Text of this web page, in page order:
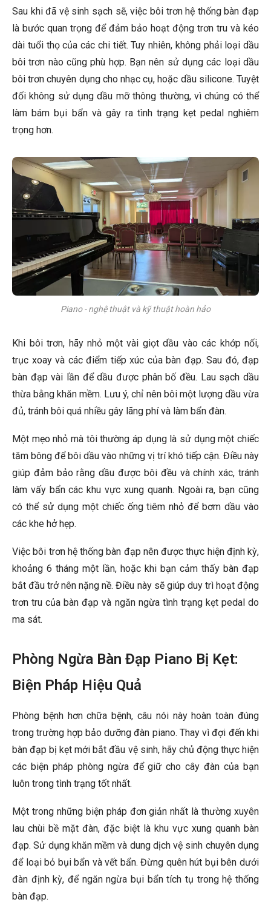
Sau khi đã vệ sinh sạch sẽ, việc bôi trơn hệ thống bàn đạp
là bước quan trọng để đảm bảo hoạt động trơn tru và kéo
dài tuổi thọ của các chi tiết. Tuy nhiên, không phải loại dầu
bôi trơn nào cũng phù hợp. Bạn nên sử dụng các loại dầu
bôi trơn chuyên dụng cho nhạc cụ, hoặc dầu silicone. Tuyệt
đối không sử dụng dầu mỡ thông thường, vì chúng có thể
làm bám bụi bẩn và gây ra tình trạng kẹt pedal nghiêm
trọng hơn.
Piano - nghệ thuật và kỹ thuật hoàn hảo
Khi bôi trơn, hãy nhỏ một vài giọt dầu vào các khớp nối,
trục xoay và các điểm tiếp xúc của bàn đạp. Sau đó, đạp
bàn đạp vài lần để dầu được phân bố đều. Lau sạch dầu
thừa bằng khăn mềm. Lưu ý, chỉ nên bôi một lượng dầu vừa
đủ, tránh bôi quá nhiều gây lãng phí và làm bẩn đàn.
Một mẹo nhỏ mà tôi thường áp dụng là sử dụng một chiếc
tăm bông để bôi dầu vào những vị trí khó tiếp cận. Điều này
giúp đảm bảo rằng dầu được bôi đều và chính xác, tránh
làm vấy bẩn các khu vực xung quanh. Ngoài ra, bạn cũng
có thể sử dụng một chiếc ống tiêm nhỏ để bơm dầu vào
các khe hở hẹp.
Việc bôi trơn hệ thống bàn đạp nên được thực hiện định kỳ,
khoảng 6 tháng một lần, hoặc khi bạn cảm thấy bàn đạp
bắt đầu trở nên nặng nề. Điều này sẽ giúp duy trì hoạt động
trơn tru của bàn đạp và ngăn ngừa tình trạng kẹt pedal do
ma sát.
Phòng Ngừa Bàn Đạp Piano Bị Kẹt:
Biện Pháp Hiệu Quả
Phòng bệnh hơn chữa bệnh, câu nói này hoàn toàn đúng
trong trường hợp bảo dưỡng đàn piano. Thay vì đợi đến khi
bàn đạp bị kẹt mới bắt đầu vệ sinh, hãy chủ động thực hiện
các biện pháp phòng ngừa để giữ cho cây đàn của bạn
luôn trong tình trạng tốt nhất.
Một trong những biện pháp đơn giản nhất là thường xuyên
lau chùi bề mặt đàn, đặc biệt là khu vực xung quanh bàn
đạp. Sử dụng khăn mềm và dung dịch vệ sinh chuyên dụng
để loại bỏ bụi bẩn và vết bẩn. Đừng quên hút bụi bên dưới
đàn định kỳ, để ngăn ngừa bụi bẩn tích tụ trong hệ thống
bàn đạp.